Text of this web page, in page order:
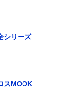
シリーズ
スMOOK